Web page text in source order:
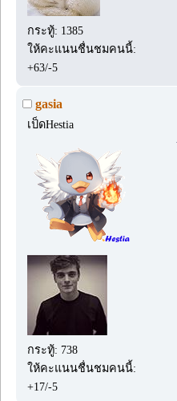
กระทู้: 1385
ให้คะแนนชื่นชมคนนี้:
+63/-5
gasia
เป็ดHestia
กระทู้: 738
ให้คะแนนชื่นชมคนนี้:
+17/-5